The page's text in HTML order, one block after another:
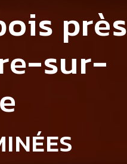
près
sur-